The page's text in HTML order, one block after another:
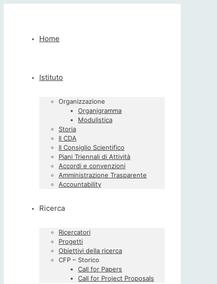
Home
Istituto
Organizzazione
Organigramma
Modulistica
Storia
Il CDA
Il Consiglio Scientifico
Piani Triennali di Attività
Accordi e convenzioni
Amministrazione Trasparente
Accountability
Ricerca
Ricercatori
Progetti
Obiettivi della ricerca
CFP – Storico
Call for Papers
Call for Project Proposals